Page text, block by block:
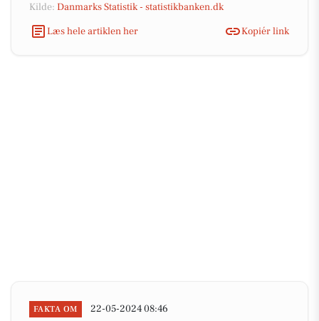
Kilde: Danmarks Statistik - statistikbanken.dk
Læs hele artiklen her
Kopiér link
FAKTA OM 22-05-2024 08:46